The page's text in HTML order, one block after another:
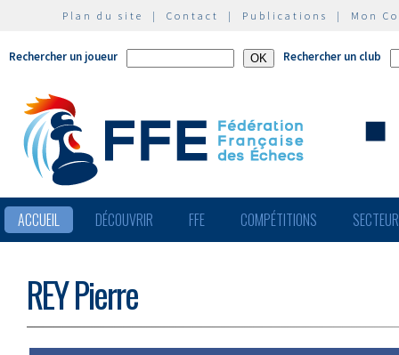
Plan du site | Contact | Publications | Mon
Rechercher un joueur Rechercher un club
ACCUEIL DÉCOUVRIR FFE COMPÉTITIONS
REY Pierre